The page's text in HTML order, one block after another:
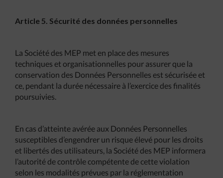
Article 5. Sécurité des données personnelles
La Société des MEP met en place des mesures
techniques et organisationnelles pour assurer que la
conservation des Données Personnelles est sécurisée et
ce, pendant la durée nécessaire à l’exercice des finalités
poursuivies.
En cas d’atteinte avérée aux Données Personnelles
susceptibles d’engendrer un risque élevé pour les droits
et libertés des utilisateurs, la Société des MEP informera
l’autorité de contrôle compétente de cette violation
selon les modalités prévues par la réglementation